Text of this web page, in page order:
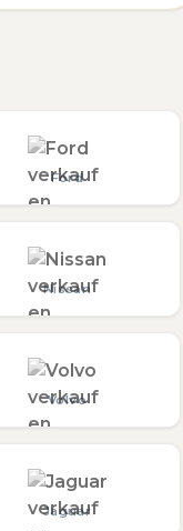
Ford
Nissan
Volvo
Jaguar